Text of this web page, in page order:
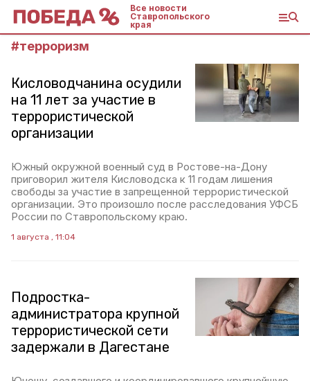
Все новости
Ставропольского
края
#терроризм
Кисловодчанина осудили
на 11 лет за участие в
террористической
организации
Южный окружной военный суд в Ростове-на-Дону
приговорил жителя Кисловодска к 11 годам лишения
свободы за участие в запрещенной террористической
организации. Это произошло после расследования УФСБ
России по Ставропольскому краю.
1 августа , 11:04
Подростка-
администратора крупной
террористической сети
задержали в Дагестане